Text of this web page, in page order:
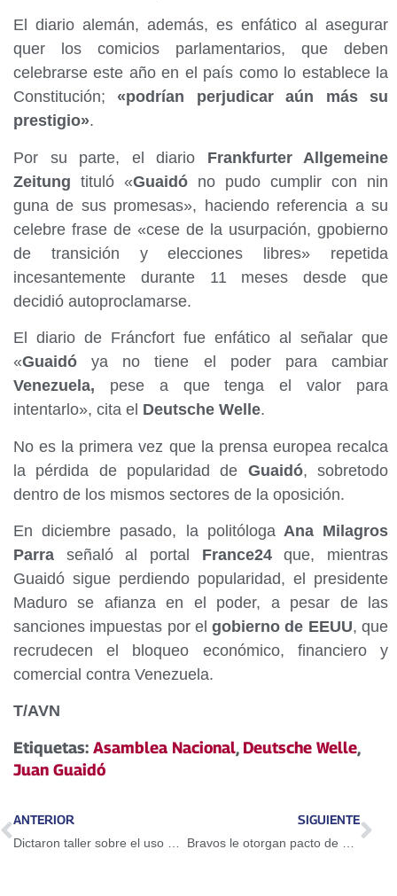
El diario alemán, además, es enfático al asegurar
quer los comicios parlamentarios, que deben
celebrarse este año en el país como lo establece la
Constitución; «podrían perjudicar aún más su
prestigio».
Por su parte, el diario Frankfurter Allgemeine
Zeitung tituló «Guaidó no pudo cumplir con nin
guna de sus promesas», haciendo referencia a su
celebre frase de «cese de la usurpación, gpobierno
de transición y elecciones libres» repetida
incesantemente durante 11 meses desde que
decidió autoproclamarse.
El diario de Fráncfort fue enfático al señalar que
«Guaidó ya no tiene el poder para cambiar
Venezuela, pese a que tenga el valor para
intentarlo», cita el Deutsche Welle.
No es la primera vez que la prensa europea recalca
la pérdida de popularidad de Guaidó, sobretodo
dentro de los mismos sectores de la oposición.
En diciembre pasado, la politólogaAna Milagros
Parra señaló al portal France24que, mientras
Guaidó sigue perdiendo popularidad, el presidente
Maduro se afianza en el poder, a pesar de las
sanciones impuestas por elgobierno de EEUU, que
recrudecen el bloqueo económico, financiero y
comercial contra Venezuela.
T/AVN
Etiquetas: Asamblea Nacional, Deutsche Welle,
Juan Guaidó
ANTERIOR SIGUIENTE